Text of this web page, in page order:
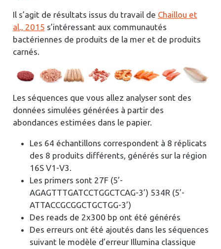
Il s’agit de résultats issus du travail de Chaillou et
al., 2015 s’intéressant aux communautés
bactériennes de produits de la mer et de produits
carnés.
Les séquences que vous allez analyser sont des
données simulées générées à partir des
abondances estimées dans le papier.
Les 64 échantillons correspondent à 8 réplicats
des 8 produits différents, générés sur la région
16S V1-V3.
Les primers sont 27F (5’-
AGAGTTTGATCCTGGCTCAG-3’) 534R (5’-
ATTACCGCGGCTGCTGG-3’)
Des reads de 2x300 bp ont été générés
Des erreurs ont été ajoutés dans les séquences
suivant le modèle d’erreur Illumina classique